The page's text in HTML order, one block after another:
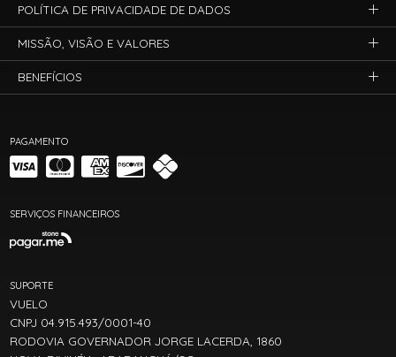
PAGAMENTO
SERVIÇOS FINANCEIROS
SUPORTE
VUELO
CNPJ 04.915.493/0001-40
RODOVIA GOVERNADOR JORGE LACERDA, 1860
POLÍTICA DE PRIVACIDADE DE DADOS
MISSÃO, VISÃO E VALORES
BENEFÍCIOS